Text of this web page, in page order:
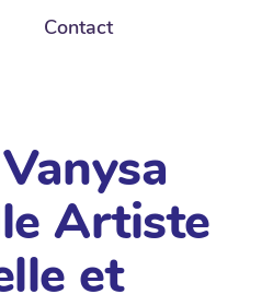
Contact
Artiste
et